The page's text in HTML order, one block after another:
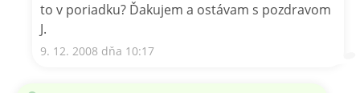
to v poriadku? Ďakujem a ostávam s pozdravom
J.
9. 12. 2008 dňa 10:17